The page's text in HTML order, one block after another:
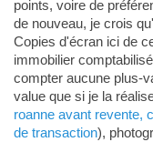
points, voire de
de nouveau, je crois
Copies d'écran ici de
immobilier
compter aucune plus-
value que si je la
roanne avant revente,
de transaction),